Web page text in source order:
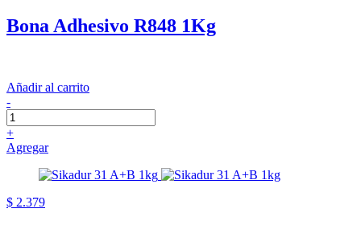
Bona Adhesivo R848 1Kg
Añadir al carrito
-
+
Agregar
$ 2.379